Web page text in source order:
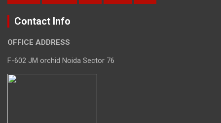
Contact Info
OFFICE ADDRESS
F-602 JM orchid Noida Sector 76